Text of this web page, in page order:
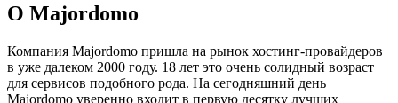
О Majordomo
Компания Majordomo пришла на рынок хостинг-провайдеров
в уже далеком 2000 году. 18 лет это очень солидный возраст
для сервисов подобного рода. На сегодняшний день
Majordomo уверенно входит в первую десятку лучших